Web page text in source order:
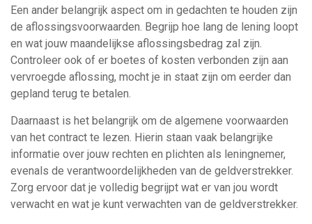
Een ander belangrijk aspect om in gedachten te houden zijn
de aflossingsvoorwaarden. Begrijp hoe lang de lening loopt
en wat jouw maandelijkse aflossingsbedrag zal zijn.
Controleer ook of er boetes of kosten verbonden zijn aan
vervroegde aflossing, mocht je in staat zijn om eerder dan
gepland terug te betalen.
Daarnaast is het belangrijk om de algemene voorwaarden
van het contract te lezen. Hierin staan vaak belangrijke
informatie over jouw rechten en plichten als leningnemer,
evenals de verantwoordelijkheden van de geldverstrekker.
Zorg ervoor dat je volledig begrijpt wat er van jou wordt
verwacht en wat je kunt verwachten van de geldverstrekker.